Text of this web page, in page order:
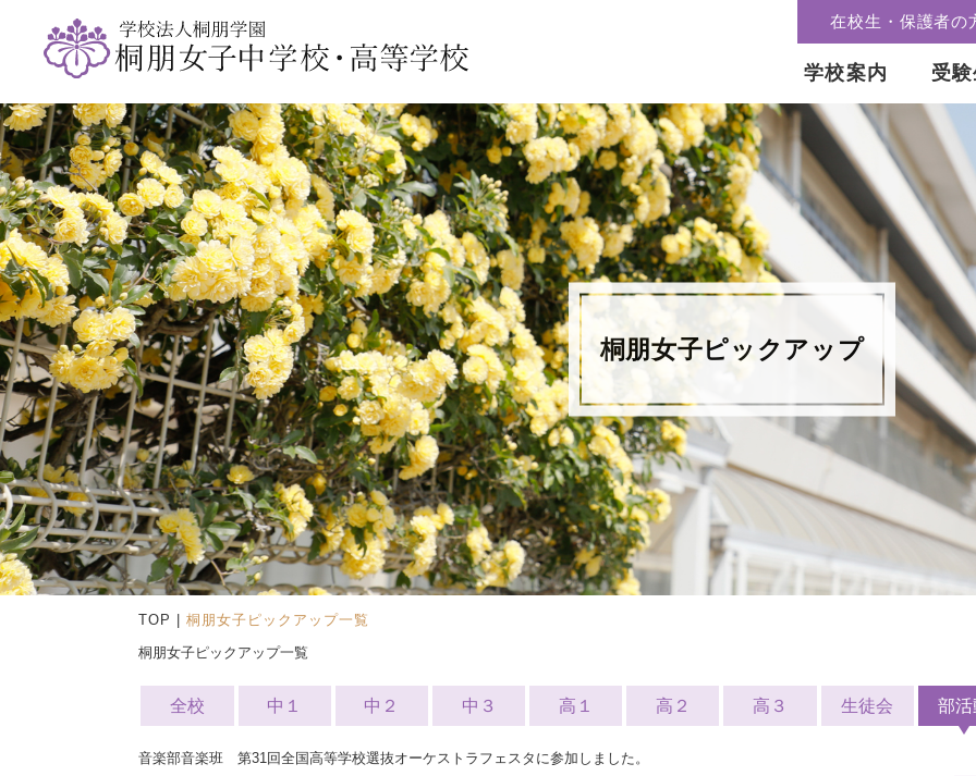
在校生・保護者の
学校案内 受
桐朋女子ピックアップ
TOP | 桐朋女子ピックアップ一覧
桐朋女子ピックアップ一覧
全校 中１ 中２ 中３ 高１ 高２ 高３ 生徒会 部活
音楽部音楽班 第31回全国高等学校選抜オーケストラフェスタに参加しました。